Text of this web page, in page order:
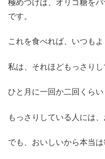
極めつけは、オリゴ糖を
です。
これを食べれば、いつも
私は、それほどもっさりし
ひと月に一回か二回くらい
もっさりしている人には、
でも、おいしいから本当